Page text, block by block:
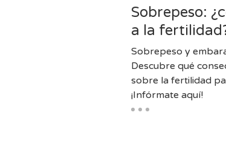
Sobrepeso:
a la
Sobrepeso y
Descubre qué
sobre la fertilidad
¡Infórmate aquí!